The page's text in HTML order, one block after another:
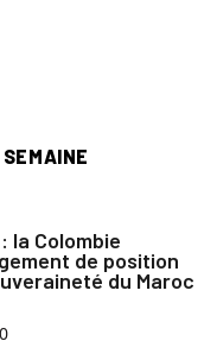
la Colombie
de position
du Maroc